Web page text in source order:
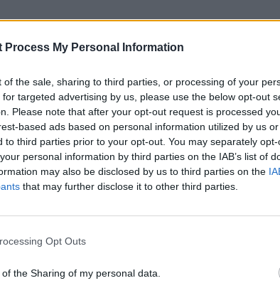
Process My Personal Information
of the sale, sharing to third parties, or processing of your
targeted advertising by us, please use the below opt-out
Please note that after your opt-out request is processed
based ads based on personal information utilized by us
to third parties prior to your opt-out. You may separately
personal information by third parties on the IAB’s list of
may also be disclosed by us to third parties on the
that may further disclose it to other third parties.
Opt Outs
the Sharing of my personal data.
Newsκαι στοFacebook
μας στοYouTube
Παράσυρση ΠΑΓΝΗ